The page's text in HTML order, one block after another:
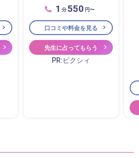
1 分550 円〜
口コミや料金を見る
先生に占ってもらう
PR:ピクシィ